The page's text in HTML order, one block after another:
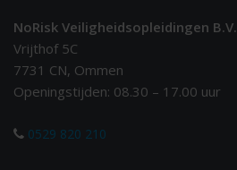
NoRisk Veiligheidsopleidingen B.V.
Vrijthof 5C
7731 CN, Ommen
Openingstijden: 08.30 – 17.00 uur
0529 820 210